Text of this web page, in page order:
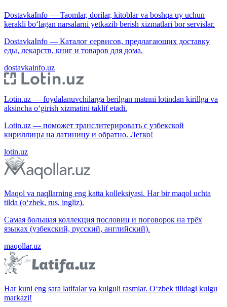
DostavkaInfo — Taomlar, dorilar, kitoblar va boshqa uy uchun
kerakli bo‘lagan narsalarni yetkazib berish xizmatlari bor servislar.
DostavkaInfo — Каталог сервисов, предлагающих доставку
еды, лекарств, книг и товаров для дома.
dostavkainfo.uz
Lotin.uz — foydalanuvchilarga berilgan matnni lotindan kirillga va
aksincha o‘girish xizmatini taklif etadi.
Lotin.uz — поможет транслитерировать с узбекской
кириллицы на латиницу и обратно. Легко!
lotin.uz
Maqol va naqllarning eng katta kolleksiyasi. Har bir maqol uchta
tilda (o‘zbek, rus, ingliz).
Самая большая коллекция пословиц и поговорок на трёх
языках (узбекский, русский, английский).
maqollar.uz
Har kuni eng sara latifalar va kulguli rasmlar. O‘zbek tilidagi kulgu
markazi!